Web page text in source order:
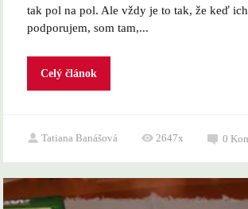
tak pol na pol. Ale vždy je to tak, že keď
podporujem, som tam,...
Celý článok
Tatiana Banášová 2647x 0